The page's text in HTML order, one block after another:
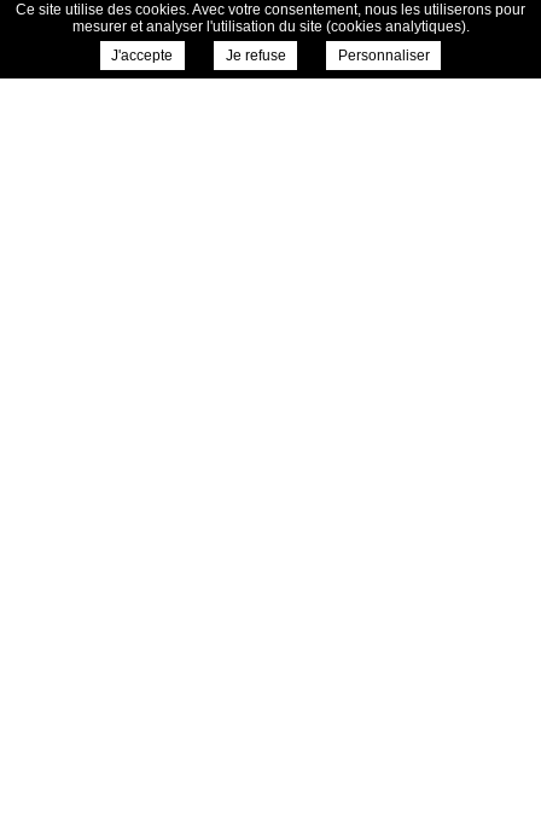
Ce site utilise des cookies. Avec votre consentement, nous les utiliserons pour
mesurer et analyser l'utilisation du site (cookies analytiques).
J'accepte
Je refuse Personnaliser